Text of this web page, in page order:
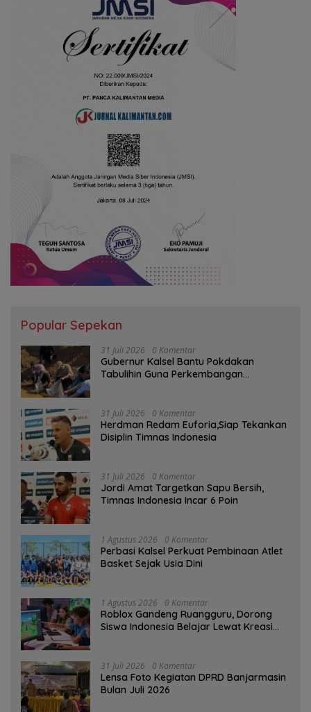
Popular Sepekan
31 Juli 2026 0 Komentar
Gubernur Kalsel Bantu Pokdakan
Tabulihin Guna Perkembangan
31 Juli 2026 0 Komentar
Herdman Redam Euforia,Siap Tekankan
Disiplin Timnas Indonesia
31 Juli 2026 0 Komentar
Jordi Amat Targetkan Sapu Bersih,
Timnas Indonesia Incar 6 Poin
1 Agustus 2026 0 Komentar
Perbasi Kalsel Perkuat Pembinaan Atlet
Basket Sejak Usia Dini
1 Agustus 2026 0 Komentar
Roblox Gandeng Ruangguru, Dorong
Siswa Indonesia Belajar Lewat Kreasi
31 Juli 2026 0 Komentar
Lensa Foto Kegiatan DPRD Banjarmasin
Bulan Juli 2026